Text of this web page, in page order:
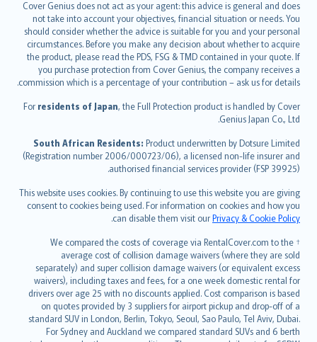
Cover Genius does not act as your agent: this advice is general and does
not take into account your objectives, financial situation or needs. You
should consider whether the advice is suitable for you and your personal
circumstances. Before you make any decision about whether to acquire
the product, please read the PDS, FSG & TMD contained in your quote. If
you purchase protection from Cover Genius, the company receives a
commission which is a percentage of your contribution – ask us for details.
For residents of Japan, the Full Protection product is handled by Cover
Genius Japan Co., Ltd.
South African Residents: Product underwritten by Dotsure Limited
(Registration number 2006/000723/06), a licensed non-life insurer and
authorised financial services provider (FSP 39925).
This website uses cookies. By continuing to use this website you are giving
consent to cookies being used. For information on cookies and how you
can disable them visit ourPrivacy & Cookie Policy
.
† We compared the costs of coverage via RentalCover.com to the
average cost of collision damage waivers (where they are sold
separately) and super collision damage waivers (or equivalent excess
waivers), including taxes and fees, for a one week domestic rental for
drivers over age 25 with no discounts applied. Cost comparison is based
on quotes provided by 3 suppliers for airport pickup and drop-off of a
standard SUV in London, Berlin, Tokyo, Seoul, Sao Paulo, Tel Aviv, Dubai.
For Sydney and Auckland we compared standard SUVs and 6 berth
català
Hrvatski
eesti
Ελληνικά
Magyar
Íslenska
Bahasa Indonesia
latviešu
Lietuviškai
Bahasa Melayu
Română
српски
Slovensky
Slovenščina
Українська
Tiếng Việt